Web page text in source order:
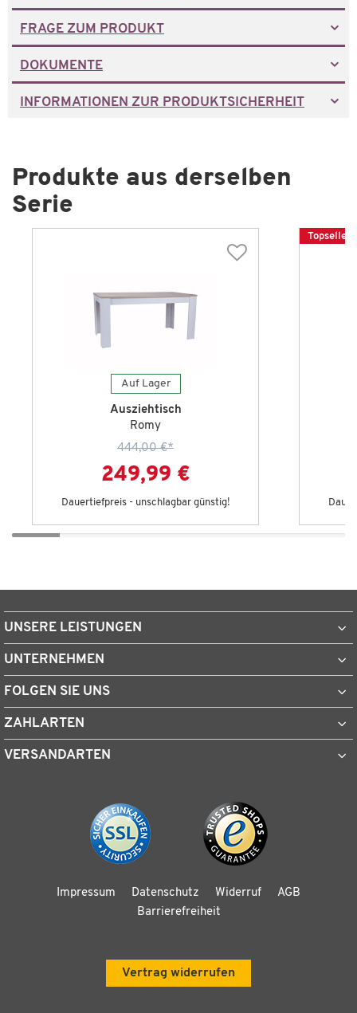
FRAGE ZUM PRODUKT
DOKUMENTE
INFORMATIONEN ZUR PRODUKTSICHERHEIT
Produkte aus derselben
Serie
Auf Lager
Ausziehtisch
Romy
444,00 €*
249,99 €
Dauertiefpreis - unschlagbar günstig!
Topseller
UNSERE LEISTUNGEN
UNTERNEHMEN
FOLGEN SIE UNS
ZAHLARTEN
VERSANDARTEN
Impressum Datenschutz Widerruf
AGB
Barrierefreiheit
Vertrag widerrufen